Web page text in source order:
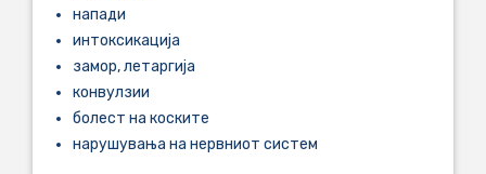
напади
интоксикација
замор, летаргија
конвулзии
болест на коските
нарушувања на нервниот систем